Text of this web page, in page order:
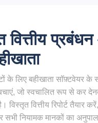
वित्तीय
के लिए बहीखाता सॉफ़्टवेयर के
जो स्वचालित रूप से कर
विस्तृत वित्तीय रिपोर्ट तैयार
सभी नियामक मानकों का